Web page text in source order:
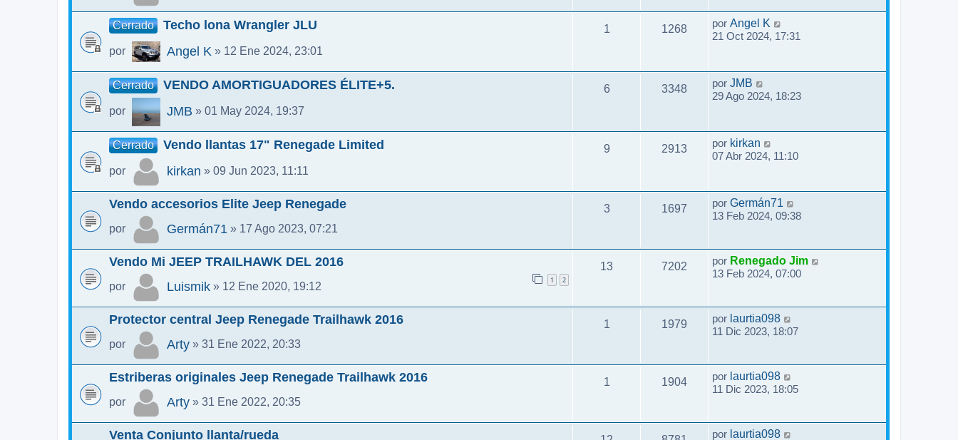
Cerrado Techo lona Wrangler JLU
por Angel K » 12 Ene 2024, 23:01
1 1268 por Angel K
21 Oct 2024, 17:31
Cerrado VENDO AMORTIGUADORES ÉLITE+5.
por JMB » 01 May 2024, 19:37
6 3348 por JMB
29 Ago 2024, 18:23
Cerrado Vendo llantas 17" Renegade Limited
por kirkan » 09 Jun 2023, 11:11
9 2913 por kirkan
07 Abr 2024, 11:10
Vendo accesorios Elite Jeep Renegade
por Germán71 » 17 Ago 2023, 07:21
3 1697 por Germán71
13 Feb 2024, 09:38
Vendo Mi JEEP TRAILHAWK DEL 2016
por Luismik » 12 Ene 2020, 19:12
1 2
13 7202 por Renegado Jim
13 Feb 2024, 07:00
Protector central Jeep Renegade Trailhawk 2016
por Arty » 31 Ene 2022, 20:33
1 1979 por laurtia098
11 Dic 2023, 18:07
Estriberas originales Jeep Renegade Trailhawk 2016
por Arty » 31 Ene 2022, 20:35
1 1904 por laurtia098
11 Dic 2023, 18:05
Venta Conjunto llanta/rueda por laurtia098